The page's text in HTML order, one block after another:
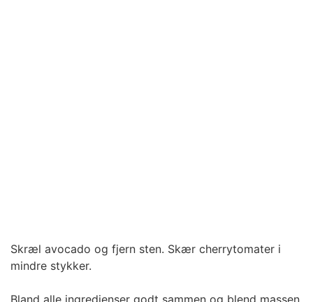
Skræl avocado og fjern sten. Skær cherrytomater i
mindre stykker.
Bland alle ingredienser godt sammen og blend massen